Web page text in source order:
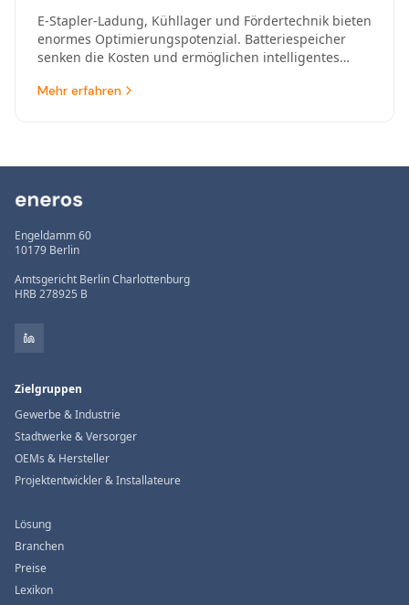
E-Stapler-Ladung, Kühllager und Fördertechnik bieten
enormes Optimierungspotenzial. Batteriespeicher
senken die Kosten und ermöglichen intelligentes
Mehr erfahren
Engeldamm 60
10179 Berlin
Amtsgericht Berlin Charlottenburg
HRB 278925 B
Zielgruppen
Gewerbe & Industrie
Stadtwerke & Versorger
OEMs & Hersteller
Projektentwickler & Installateure
Lösung
Branchen
Preise
Lexikon